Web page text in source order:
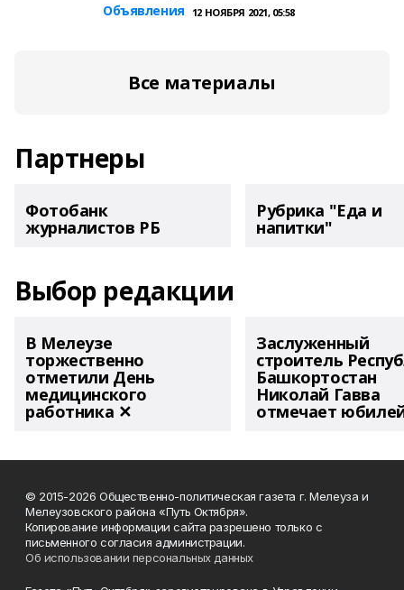
Объявления 12 НОЯБРЯ 2021, 05:58
Все материалы
Партнеры
Фотобанк
журналистов РБ
Рубрика "Еда и
напитки"
Выбор редакции
В Мелеузе
торжественно
отметили День
медицинского
работника ✕
Заслуженный
строитель
Башкортостан
Николай Гавва
отмечает
© 2015-2026 Общественно-политическая газета г. Мелеуза и
Мелеузовского района «Путь Октября».
Копирование информации сайта разрешено только с
письменного согласия администрации.
Об использовании персональных данных